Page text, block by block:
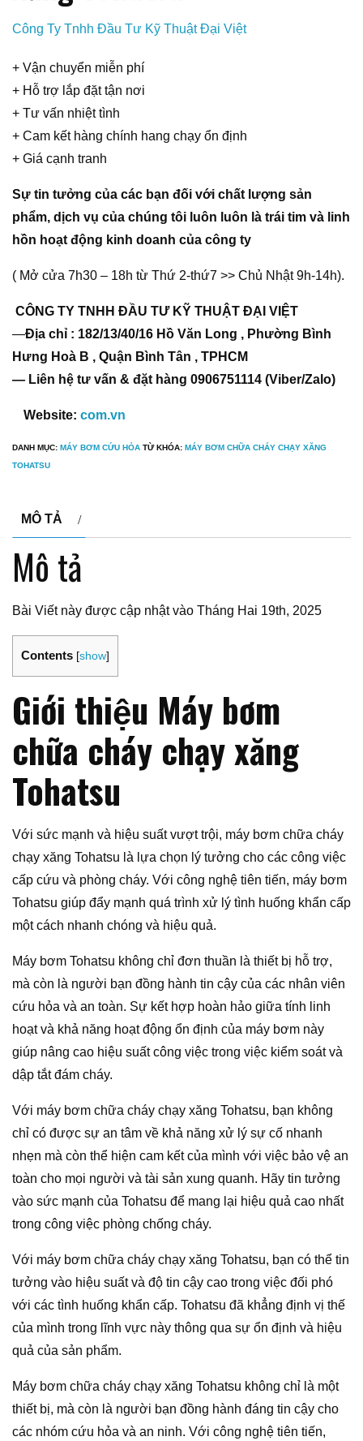
Công Ty Tnhh Đầu Tư Kỹ Thuật Đại Việt
+ Vận chuyển miễn phí
+ Hỗ trợ lắp đặt tận nơi
+ Tư vấn nhiệt tình
+ Cam kết hàng chính hang chạy ổn định
+ Giá cạnh tranh
Sự tin tưởng của các bạn đối với chất lượng sản
phẩm, dịch vụ của chúng tôi luôn luôn là trái tim và linh
hồn hoạt động kinh doanh của công ty
( Mở cửa 7h30 – 18h từ Thứ 2-thứ7 >> Chủ Nhật 9h-14h).
CÔNG TY TNHH ĐẦU TƯ KỸ THUẬT ĐẠI VIỆT
—Địa chỉ : 182/13/40/16 Hồ Văn Long , Phường Bình
Hưng Hoà B , Quận Bình Tân , TPHCM
— Liên hệ tư vấn & đặt hàng 0906751114 (Viber/Zalo)
Website:com.vn
DANH MỤC: MÁY BƠM CỨU HỎA TỪ KHÓA: MÁY BƠM CHỮA CHÁY CHẠY XĂNG
TOHATSU
MÔ TẢ
Mô tả
Bài Viết này được cập nhật vào Tháng Hai 19th, 2025
Contents [show]
Giới thiệu Máy bơm
chữa cháy chạy xăng
Tohatsu
Với sức mạnh và hiệu suất vượt trội, máy bơm chữa cháy
chạy xăng Tohatsu là lựa chọn lý tưởng cho các công việc
cấp cứu và phòng cháy. Với công nghệ tiên tiến, máy bơm
Tohatsu giúp đẩy mạnh quá trình xử lý tình huống khẩn cấp
một cách nhanh chóng và hiệu quả.
Máy bơm Tohatsu không chỉ đơn thuần là thiết bị hỗ trợ,
mà còn là người bạn đồng hành tin cậy của các nhân viên
cứu hỏa và an toàn. Sự kết hợp hoàn hảo giữa tính linh
hoạt và khả năng hoạt động ổn định của máy bơm này
giúp nâng cao hiệu suất công việc trong việc kiểm soát và
dập tắt đám cháy.
Với máy bơm chữa cháy chạy xăng Tohatsu, bạn không
chỉ có được sự an tâm về khả năng xử lý sự cố nhanh
nhẹn mà còn thể hiện cam kết của mình với việc bảo vệ an
toàn cho mọi người và tài sản xung quanh. Hãy tin tưởng
vào sức mạnh của Tohatsu để mang lại hiệu quả cao nhất
trong công việc phòng chống cháy.
Với máy bơm chữa cháy chạy xăng Tohatsu, bạn có thể tin
tưởng vào hiệu suất và độ tin cậy cao trong việc đối phó
với các tình huống khẩn cấp. Tohatsu đã khẳng định vị thế
của mình trong lĩnh vực này thông qua sự ổn định và hiệu
quả của sản phẩm.
Máy bơm chữa cháy chạy xăng Tohatsu không chỉ là một
thiết bị, mà còn là người bạn đồng hành đáng tin cậy cho
các nhóm cứu hỏa và an ninh. Với công nghệ tiên tiến,